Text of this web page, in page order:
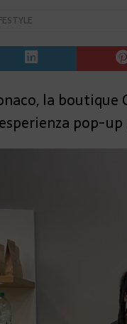
la
pop-